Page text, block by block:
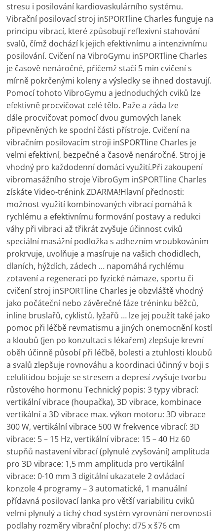
stresu i posilování kardiovaskulárního systému.
Vibrační posilovací stroj inSPORTline Charles funguje na
principu vibrací, které způsobují reflexivní stahování
svalů, čímž dochází k jejich efektivnímu a intenzivnímu
posilování. Cvičení na VibroGymu inSPORTline Charles
je časově nenáročné, přičemž stačí 5 min cvičení s
mírně pokrčenými koleny a výsledky se ihned dostavují.
Pomocí tohoto VibroGymu a jednoduchých cviků lze
efektivně procvičovat celé tělo. Paže a záda lze
dále procvičovat pomocí dvou gumových lanek
připevněných ke spodní části přístroje. Cvičení na
vibračním posilovacím stroji inSPORTline Charles je
velmi efektivní, bezpečné a časově nenáročné. Stroj je
vhodný pro každodenní domácí využití.Při zakoupení
vibromasážního stroje VibroGym inSPORTline Charles
získáte Video-trénink ZDARMA!Hlavní přednosti:
možnost využití kombinovaných vibrací pomáhá k
rychlému a efektivnímu formování postavy a redukci
váhy při vibraci až třikrát zvyšuje účinnost cviků
speciální masážní podložka s adhezním vroubkováním
prokrvuje, uvolňuje a masíruje na vašich chodidlech,
dlaních, hýždích, zádech … napomáhá rychlému
zotavení a regeneraci po fyzické námaze, sportu či
cvičení stroj inSPORTline Charles je obzvláště vhodný
jako počáteční nebo závěrečné fáze tréninku běžců,
inline bruslařů, cyklistů, lyžařů … lze jej použít také jako
pomoc při léčbě revmatismu a jiných onemocnění kostí
a kloubů (jen po konzultaci s lékařem) zlepšuje krevní
oběh účinně působí při léčbě, bolesti a ztuhlosti kloubů
a svalů zlepšuje rovnováhu a koordinaci účinný v boji s
celulitidou bojuje se stresem a depresí zvyšuje tvorbu
růstového hormonu Technický popis: 3 typy vibrací:
vertikální vibrace (houpačka), 3D vibrace, kombinace
vertikální a 3D vibrace max. výkon motoru: 3D vibrace
300 W, vertikální vibrace 500 W frekvence vibrací: 3D
vibrace: 5 – 15 Hz, vertikální vibrace: 15 – 40 Hz 60
stupňů nastavení vibrací (plynulé zvyšování) amplituda
pro 3D vibrace: 1,5 mm amplituda pro vertikální
vibrace: 0-10 mm 3 digitální ukazatele 2 ovládací
konzole 4 programy – 3 automatické, 1 manuální
přídavná posilovací lanka pro větší variabilitu cviků
velmi plynulý a tichý chod systém vyrovnání nerovnosti
podlahy rozměry vibrační plochy: d75 x š76 cm